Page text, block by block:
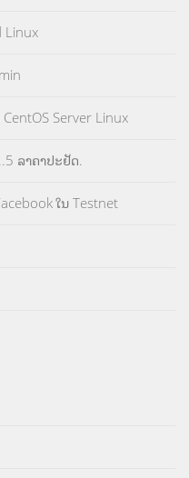
Linux
Server Linux
ລາຄາປະຢັດ.
ໃນ Testnet